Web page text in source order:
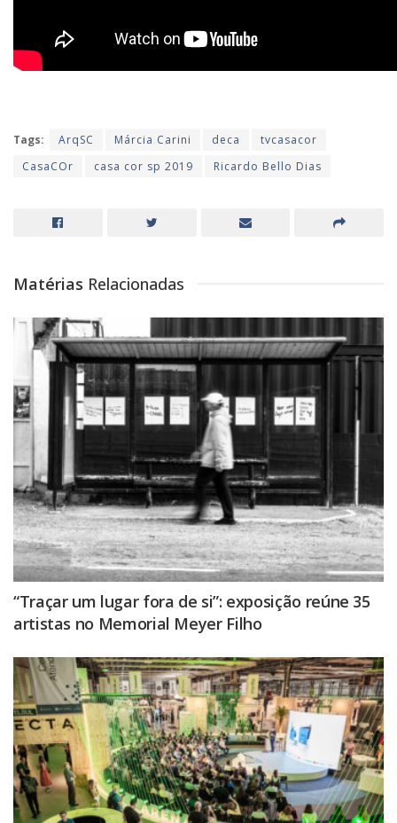
Tags: ArqSC Márcia Carini deca
tvcasacor
CasaCOr
casa cor sp 2019 Ricardo Bello Dias
Matérias Relacionadas
“Traçar um lugar fora de si”: exposição reúne 35
artistas no Memorial Meyer Filho